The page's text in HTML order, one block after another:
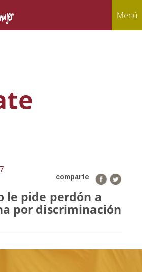
Menú
comparte
le pide perdón a
por discriminación